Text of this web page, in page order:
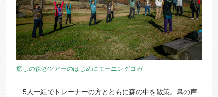
癒しの森🄬ツアーのはじめにモーニングヨガ
5人一組でトレーナーの方とともに森の中を散策。鳥の声